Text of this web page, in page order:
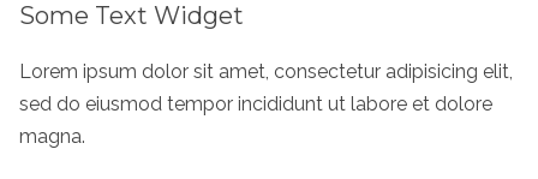
Some Text Widget
Lorem ipsum dolor sit amet, consectetur adipisicing elit,
sed do eiusmod tempor incididunt ut labore et dolore
magna.